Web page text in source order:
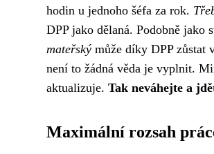
hodin u jednoho šéfa za rok.
DPP jako dělaná. Podobně jako
mateřský může díky DPP zůstat
není to žádná věda je vyplnit.
aktualizuje. Tak neváhejte a
Maximální rozsah